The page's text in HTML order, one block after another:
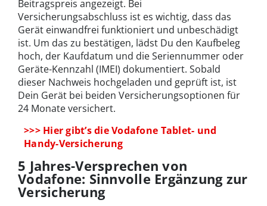
Beitragspreis angezeigt. Bei
Versicherungsabschluss ist es wichtig, dass das
Gerät einwandfrei funktioniert und unbeschädigt
ist. Um das zu bestätigen, lädst Du den Kaufbeleg
hoch, der Kaufdatum und die Seriennummer oder
Geräte-Kennzahl (IMEI) dokumentiert. Sobald
dieser Nachweis hochgeladen und geprüft ist, ist
Dein Gerät bei beiden Versicherungsoptionen für
24 Monate versichert.
>>> Hier gibt’s die Vodafone Tablet- und
Handy-Versicherung
5 Jahres-Versprechen von
Vodafone: Sinnvolle Ergänzung zur
Versicherung